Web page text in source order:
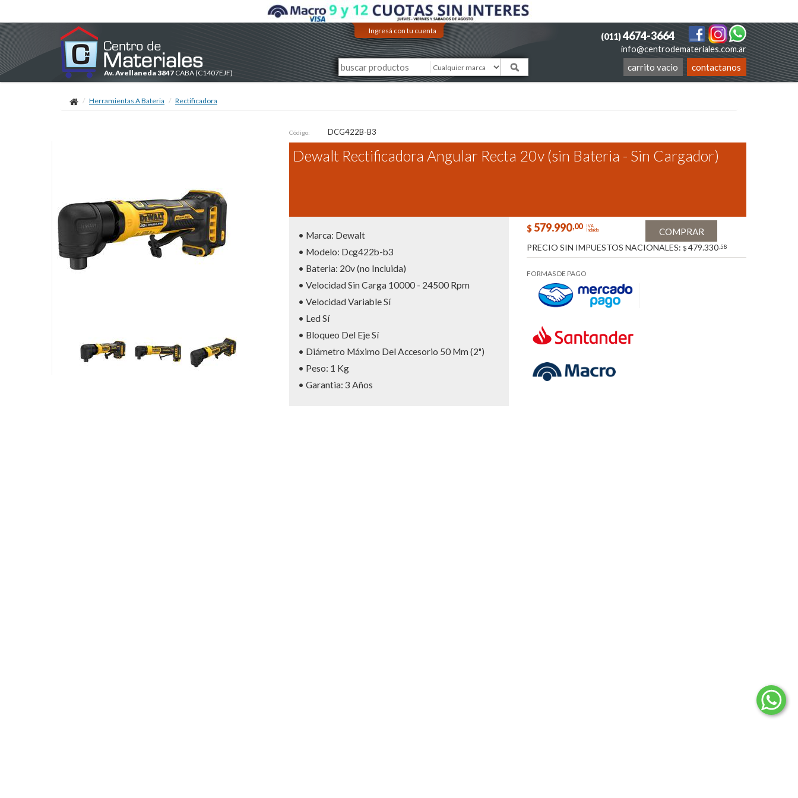
Ingresá con tu cuenta
info@centrodemateriales.com.ar
Av. Avellaneda 3847 CABA(C1407EJF)
(011)4674-3664
contactanos
carrito vacio
Herramientas A Bateria Rectificadora
Código: DCG422B-B3
Dewalt Rectificadora Angular Recta 20v (sin Bateria - Sin Cargador)
$ 579.990,00 IVA
Incluido COMPRAR
PRECIO SIN IMPUESTOS NACIONALES: $ 479.330 ,58
FORMAS DE PAGO
• Marca: Dewalt
• Modelo: Dcg422b-b3
• Bateria: 20v (no Incluida)
• Velocidad Sin Carga 10000 - 24500 Rpm
• Velocidad Variable Sí
• Led Sí
• Bloqueo Del Eje Sí
• Diámetro Máximo Del Accesorio 50 Mm (2")
• Peso: 1 Kg
• Garantia: 3 Años